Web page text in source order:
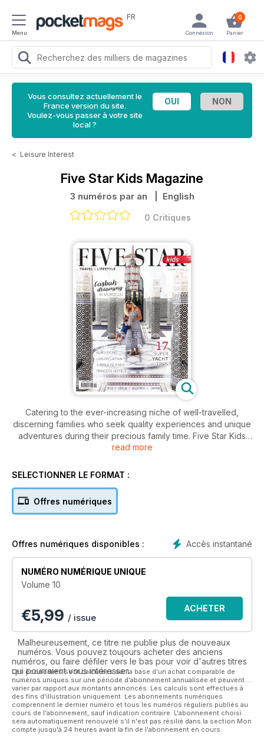
Menu
FR 0
Panier
Connexion
Vous consultez actuellement le
France version du site.
Voulez-vous passer à votre site
local ?
< Leisure Interest
Five Star Kids Magazine
3 numéros par an | English
0 Critiques
Catering to the ever-increasing niche of well-travelled,
discerning families who seek quality experiences and unique
adventures during their precious family time. Five Star Kids
supplies families that want the best from their travels with
children, and on the most exciting experiences available for
opting for luxury holidays that can still provide their children
with fun and educational activities. Some may also want time
cultural experiences. Five Star Kids showcases a world of
However, travel is only one section of the magazine. Lifestyle
issues such as fashion, party planning, dining and interior
design are also covered, as is the critical topic of education.
read more
SELECTIONNER LE FORMAT :
Offres numériques
Accès instantané
Offres numériques disponibles :
NUMÉRO NUMÉRIQUE UNIQUE
Volume 10
€5,99 / issue
ACHETER
Malheureusement, ce titre ne publie plus de nouveaux
numéros. Vous pouvez toujours acheter des anciens
numéros, ou faire défiler vers le bas pour voir d'autres titres
qui pourraient vous intéresser.
Les économies sont calculées sur la base d'un achat comparable de
numéros uniques sur une période d'abonnement annualisée et peuvent
varier par rapport aux montants annoncés. Les calculs sont effectués à
des fins d'illustration uniquement. Les abonnements numériques
comprennent le dernier numéro et tous les numéros réguliers publiés au
cours de l'abonnement, sauf indication contraire. L'abonnement choisi
sera automatiquement renouvelé s'il n'est pas résilié dans la section Mon
compte jusqu'à 24 heures avant la fin de l'abonnement en cours.